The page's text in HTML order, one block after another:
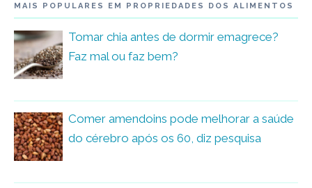
MAIS POPULARES EM PROPRIEDADES DOS ALIMENTOS
Tomar chia antes de dormir emagrece?
Faz mal ou faz bem?
Comer amendoins pode melhorar a saúde
do cérebro após os 60, diz pesquisa